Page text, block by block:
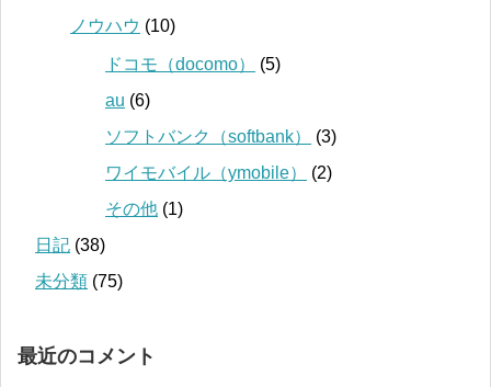
ノウハウ (10)
ドコモ（docomo）
(5)
au (6)
ソフトバンク（softbank）
(3)
ワイモバイル（ymobile）
(2)
その他 (1)
日記 (38)
未分類 (75)
最近のコメント